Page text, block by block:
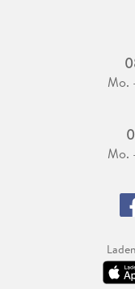
Mo.
Mo.